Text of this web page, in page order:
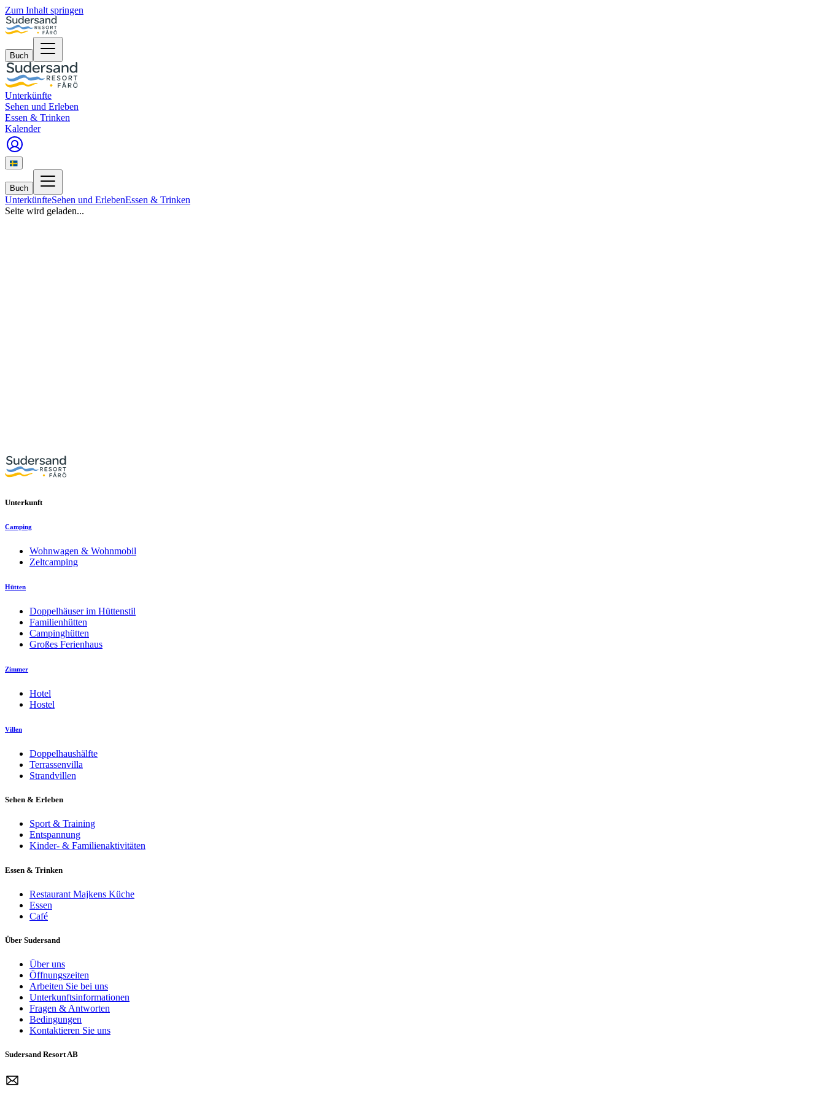
Zum Inhalt springen
Buch
Unterkünfte
Sehen und Erleben
Essen & Trinken
Kalender
Buch
UnterkünfteSehen und ErlebenEssen & Trinken
Seite wird geladen...
Unterkunft
Camping
Wohnwagen & Wohnmobil
Zeltcamping
Hütten
Doppelhäuser im Hüttenstil
Familienhütten
Campinghütten
Großes Ferienhaus
Zimmer
Hotel
Hostel
Villen
Doppelhaushälfte
Terrassenvilla
Strandvillen
Sehen & Erleben
Sport & Training
Entspannung
Kinder- & Familienaktivitäten
Essen & Trinken
Restaurant Majkens Küche
Essen
Café
Über Sudersand
Über uns
Öffnungszeiten
Arbeiten Sie bei uns
Unterkunftsinformationen
Fragen & Antworten
Bedingungen
Kontaktieren Sie uns
Sudersand Resort AB